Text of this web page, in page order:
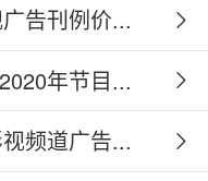
告刊例价...
年节目...
频道广告...